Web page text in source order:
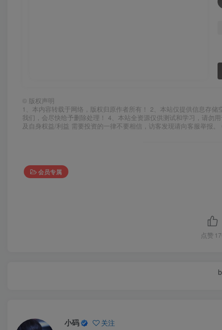
© 版权声明
1、本内容转载于网络，版权归原作者所有！ 2、本站仅提供信息存
我们，会尽快给予删除处理！ 4、本站全资源仅供测试和学习，请勿
及自身权益/利益 需要投资的一律不要相信，访客发现请向客服举报
会员专属
点赞
小码 关注